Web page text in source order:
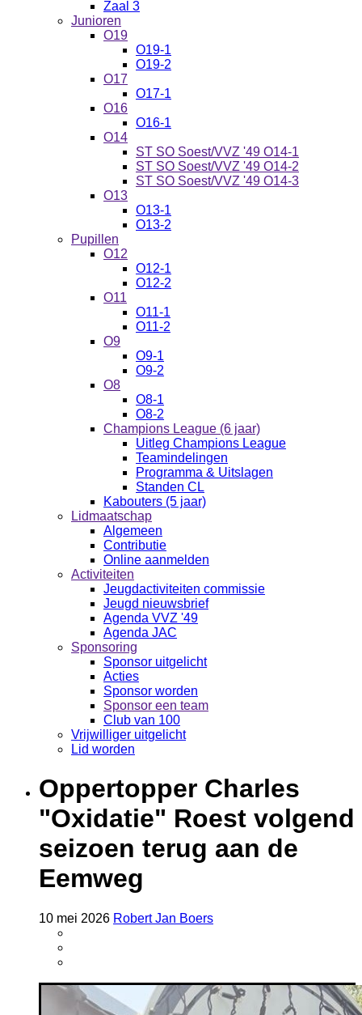
Zaal 3
Junioren
O19
O19-1
O19-2
O17
O17-1
O16
O16-1
O14
ST SO Soest/VVZ '49 O14-1
ST SO Soest/VVZ '49 O14-2
ST SO Soest/VVZ '49 O14-3
O13
O13-1
O13-2
Pupillen
O12
O12-1
O12-2
O11
O11-1
O11-2
O9
O9-1
O9-2
O8
O8-1
O8-2
Champions League (6 jaar)
Uitleg Champions League
Teamindelingen
Programma & Uitslagen
Standen CL
Kabouters (5 jaar)
Lidmaatschap
Algemeen
Contributie
Online aanmelden
Activiteiten
Jeugdactiviteiten commissie
Jeugd nieuwsbrief
Agenda VVZ '49
Agenda JAC
Sponsoring
Sponsor uitgelicht
Acties
Sponsor worden
Sponsor een team
Club van 100
Vrijwilliger uitgelicht
Lid worden
Oppertopper Charles
"Oxidatie" Roest volgend
seizoen terug aan de
Eemweg
10 mei 2026 Robert Jan Boers